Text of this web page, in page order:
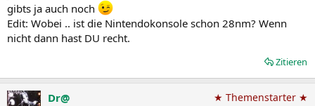
gibts ja auch noch
Edit: Wobei .. ist die Nintendokonsole schon 28nm? Wenn
nicht dann hast DU recht.
Zitieren
Dr@ ★ Themenstarter ★